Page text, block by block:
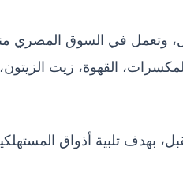
وتعمل في السوق المصري
القهوة، زيت الزيتون،
بهدف تلبية أذواق